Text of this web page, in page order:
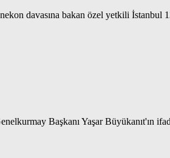
davasına bakan özel yetkili İstanbul
Başkanı Yaşar Büyükanıt'ın